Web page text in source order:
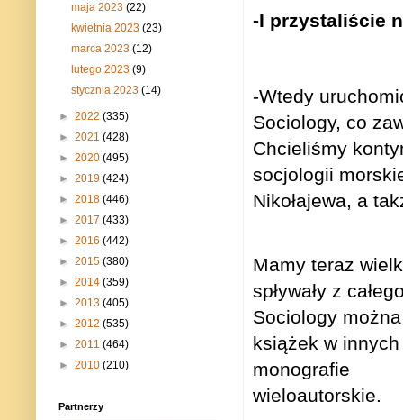
-I przystaliście
-Wtedy
Sociology, co
Chcieliśmy
socjologii
Nikołajewa, a
Mamy teraz
spływały z
Sociology
książek w
monografie
wieloautorskie.
maja 2023(22)
kwietnia 2023(23)
marca 2023(12)
lutego 2023(9)
stycznia 2023(14)
► 2022 (335)
► 2021 (428)
► 2020 (495)
► 2019 (424)
► 2018 (446)
► 2017 (433)
► 2016 (442)
► 2015 (380)
► 2014 (359)
► 2013 (405)
► 2012 (535)
► 2011 (464)
► 2010 (210)
Partnerzy